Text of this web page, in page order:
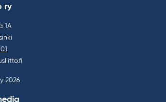
ry
1A
2026